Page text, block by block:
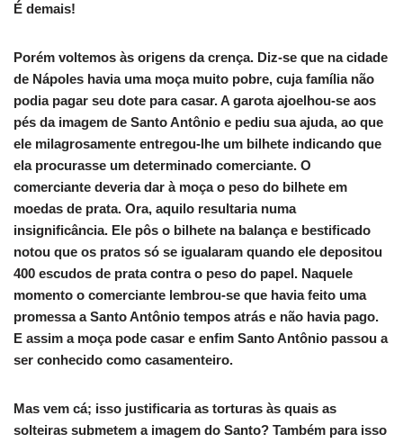
É demais!
Porém voltemos às origens da crença. Diz-se que na cidade
de Nápoles havia uma moça muito pobre, cuja família não
podia pagar seu dote para casar. A garota ajoelhou-se aos
pés da imagem de Santo Antônio e pediu sua ajuda, ao que
ele milagrosamente entregou-lhe um bilhete indicando que
ela procurasse um determinado comerciante. O
comerciante deveria dar à moça o peso do bilhete em
moedas de prata. Ora, aquilo resultaria numa
insignificância. Ele pôs o bilhete na balança e bestificado
notou que os pratos só se igualaram quando ele depositou
400 escudos de prata contra o peso do papel. Naquele
momento o comerciante lembrou-se que havia feito uma
promessa a Santo Antônio tempos atrás e não havia pago.
E assim a moça pode casar e enfim Santo Antônio passou a
ser conhecido como casamenteiro.
Mas vem cá; isso justificaria as torturas às quais as
solteiras submetem a imagem do Santo? Também para isso